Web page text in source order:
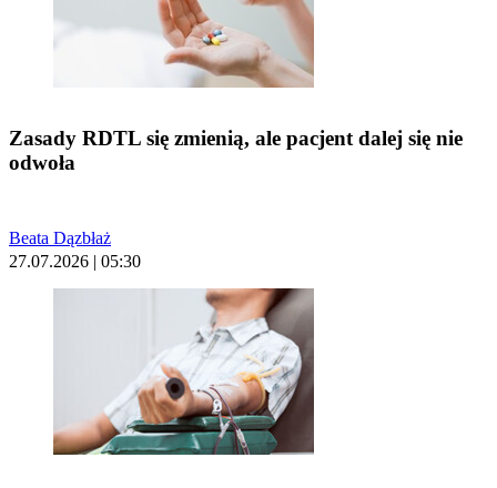
Zasady RDTL się zmienią, ale pacjent dalej się nie
odwoła
Beata Dązbłaż
27.07.2026 | 05:30